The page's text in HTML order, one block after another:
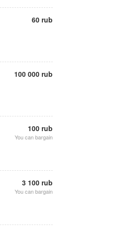
60 rub
100 000 rub
100 rub
You can bargain
3 100 rub
You can bargain